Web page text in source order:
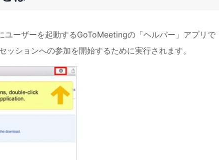
ーザーを起動するGoToMeetingの「ヘルパー」アプリで
ションへの参加を開始するために実行されます。